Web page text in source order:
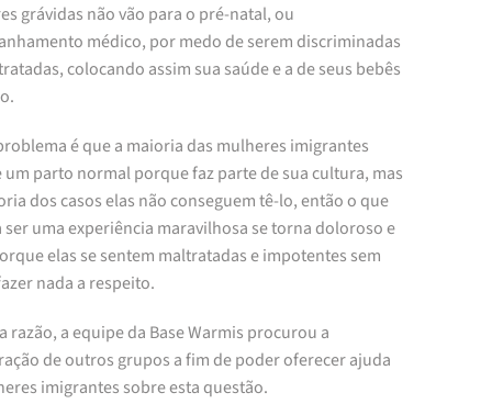
grávidas não vão para o pré-natal, ou
médico, por medo de serem discriminadas
colocando assim sua saúde e a de seus bebês
é que a maioria das mulheres imigrantes
parto normal porque faz parte de sua cultura, mas
dos casos elas não conseguem tê-lo, então o que
ser uma experiência maravilhosa se torna doloroso e
elas se sentem maltratadas e impotentes sem
nada a respeito.
razão, a equipe da Base Warmis procurou a
de outros grupos a fim de poder oferecer ajuda
imigrantes sobre esta questão.